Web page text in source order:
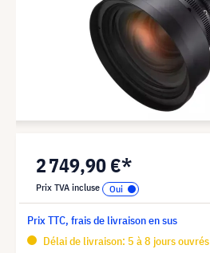
2 749,90 €*
Prix TVA incluse
Prix TTC, frais de livraison en sus
Délai de livraison: 5 à 8 jours ouvrés